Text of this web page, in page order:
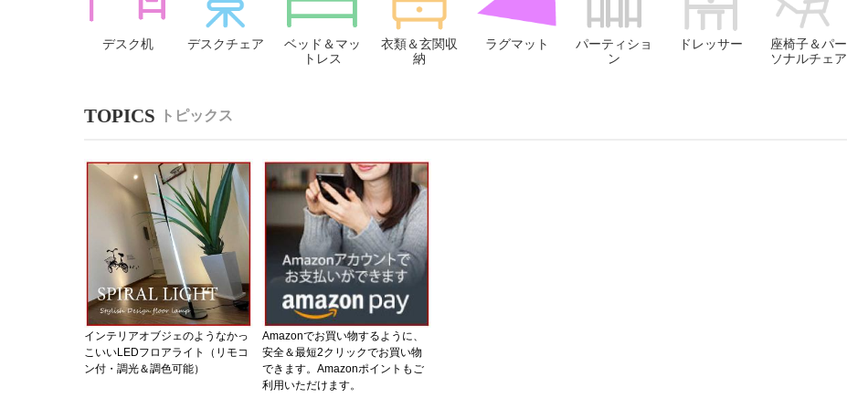
デスク机 デスクチェア
ベッド＆マッ
トレス
衣類＆玄関収
納
ラグマット
パーティショ
ン
ドレッサー
座椅子＆パー
ソナルチェア
トピックス
インテリアオブジェのようなかっ
こいいLEDフロアライト（リモコ
ン付・調光＆調色可能）
Amazonでお買い物するように、
安全＆最短2クリックでお買い物
できます。Amazonポイントもご
利用いただけます。